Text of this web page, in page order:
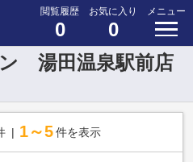
閲覧履歴
0
お気に入り
0
メニュー
湯田温泉駅前店
1～5 件を表示